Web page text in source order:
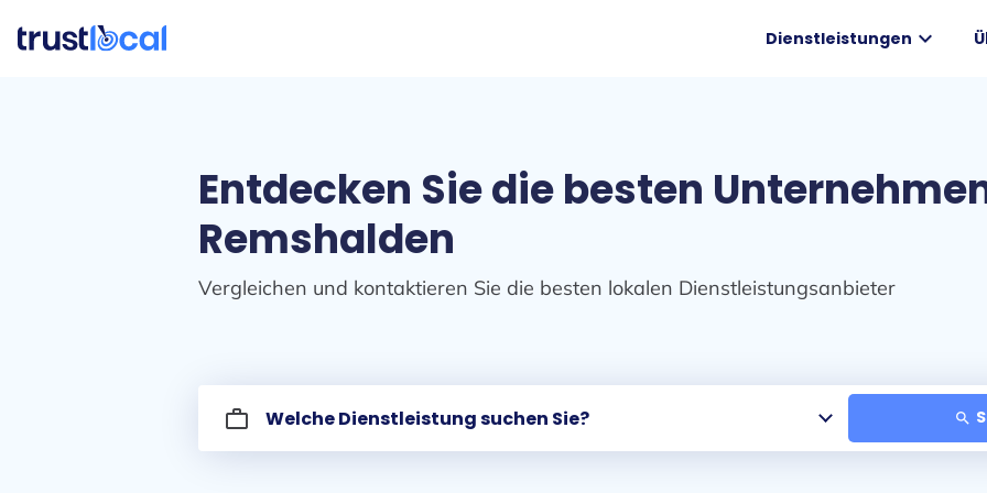
Dienstleistungen expand_more
Entdecken Sie die besten
Remshalden
Vergleichen und kontaktieren Sie die besten lokalen Dienstleistungsanbieter
work_outline search